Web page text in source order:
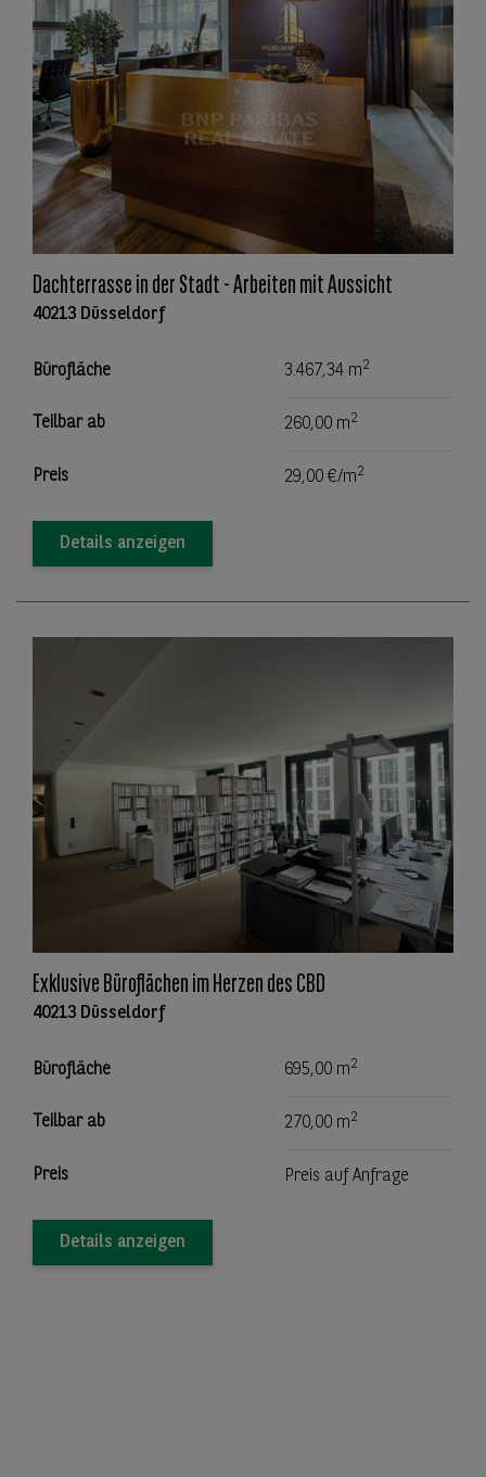
Dachterrasse in der Stadt - Arbeiten mit Aussicht
40213 Düsseldorf
Bürofläche 3.467,34 m2
Teilbar ab 260,00 m2
Preis 29,00 €/m2
Details anzeigen
Exklusive Büroflächen im Herzen des CBD
40213 Düsseldorf
Bürofläche 695,00 m2
Teilbar ab 270,00 m2
Preis Preis auf Anfrage
Details anzeigen